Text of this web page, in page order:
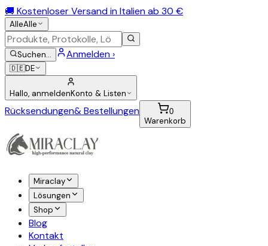
🚚 Kostenloser Versand in Italien ab 30 €
AlleAlle
Suchen… Anmelden ›
🇩🇪DE
Hallo, anmeldenKonto & Listen
Rücksendungen& Bestellungen 0
Warenkorb
Miraclay
Lösungen
Shop
Blog
Kontakt